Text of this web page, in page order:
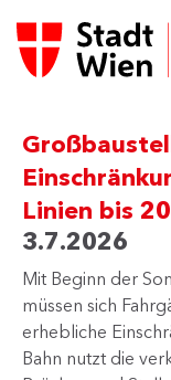
Linien bis
3.7.2026
Mit Beginn der
müssen sich
erhebliche
Bahn nutzt die